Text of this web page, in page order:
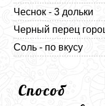
Чеснок - 3 дольки
Черный перец
Соль - по вкусу
Способ